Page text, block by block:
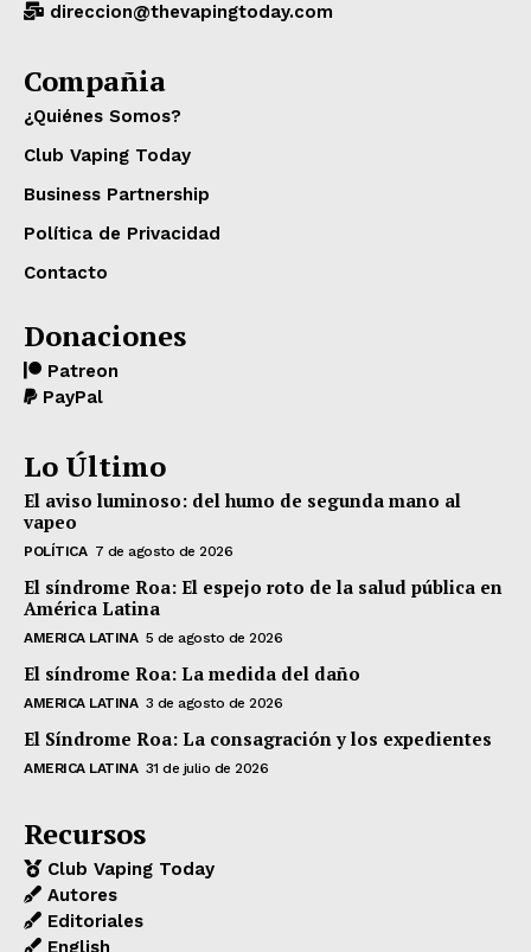
direccion@thevapingtoday.com
Compañia
¿Quiénes Somos?
Club Vaping Today
Business Partnership
Política de Privacidad
Contacto
Donaciones
Patreon
PayPal
Lo Último
El aviso luminoso: del humo de segunda mano al
vapeo
POLÍTICA 7 de agosto de 2026
El síndrome Roa: El espejo roto de la salud pública en
América Latina
AMERICA LATINA 5 de agosto de 2026
El síndrome Roa: La medida del daño
AMERICA LATINA 3 de agosto de 2026
El Síndrome Roa: La consagración y los expedientes
AMERICA LATINA 31 de julio de 2026
Recursos
Club Vaping Today
Autores
Editoriales
English